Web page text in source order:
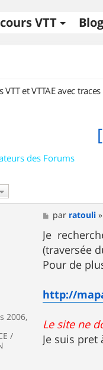
VTT Blog
et VTTAE avec traces
des Forums
2006,
/
M
e
s
s
a
g
e
par ratouli
Je
(traversée
Pour de
http://
Le site ne
Je suis